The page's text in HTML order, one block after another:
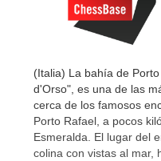
(Italia) La bahía de
d'Orso", es una de las
cerca de los famosos
Porto Rafael, a pocos
Esmeralda. El lugar del
colina con vistas al mar,